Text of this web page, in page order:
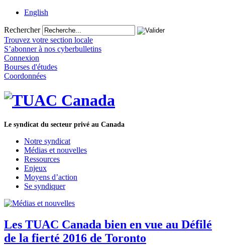
English
Rechercher
Trouvez votre section locale
S’abonner à nos cyberbulletins
Connexion
Bourses d'études
Coordonnées
Le syndicat du secteur privé au Canada
Notre syndicat
Médias et nouvelles
Ressources
Enjeux
Moyens d’action
Se syndiquer
Les TUAC Canada bien en vue au Défilé
de la fierté 2016 de Toronto